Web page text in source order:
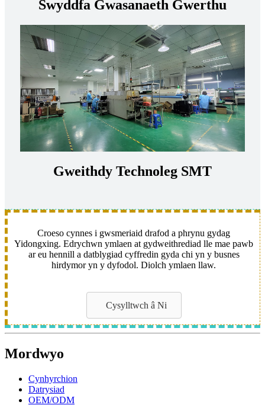
Swyddfa Gwasanaeth Gwerthu
Gweithdy Technoleg SMT
Croeso cynnes i gwsmeriaid drafod a phrynu gydag
Yidongxing. Edrychwn ymlaen at gydweithrediad lle mae pawb
ar eu hennill a datblygiad cyffredin gyda chi yn y busnes
hirdymor yn y dyfodol. Diolch ymlaen llaw.
Cysylltwch â Ni
Mordwyo
Cynhyrchion
Datrysiad
OEM/ODM